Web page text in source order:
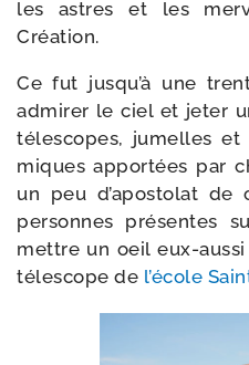
les astres et les
Création.
Ce fut jus­qu’à une
admi­rer le ciel et jeter
téles­copes, jumelles
miques appor­tées par
un peu d’a­pos­to­lat de
per­sonnes pré­sentes
mettre un oeil eux-​
téles­cope de l’é­cole